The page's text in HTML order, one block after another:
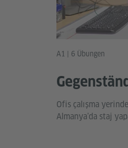
A1 | 6 Übungen
Ofis çalışma
Almanya’da staj